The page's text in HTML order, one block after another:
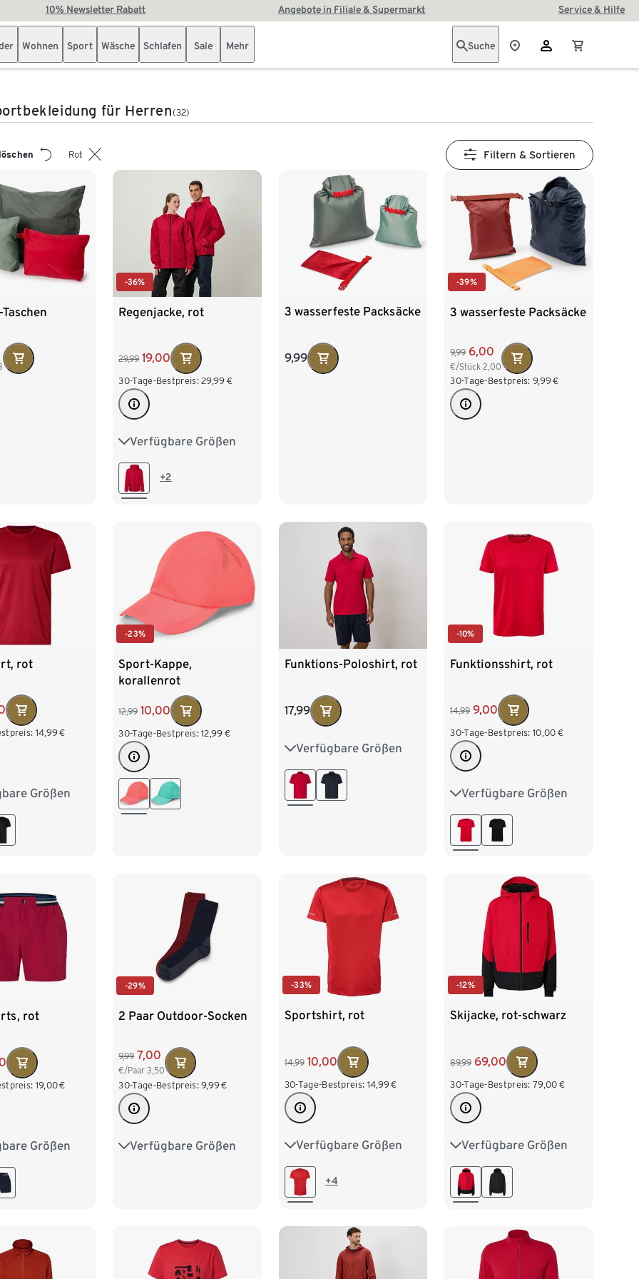
10% Newsletter Rabatt Angebote in Filiale & Supermarkt Service & Hilfe
Wohnen Sport Wäsche Schlafen Sale Mehr Suche
für Herren(32)
Rot Filtern & Sortieren
-36%
Regenjacke, rot
29,99 19,00
30-Tage-Bestpreis: 29,99 €
Verfügbare Größen
XS S M L XL
XXL +2
3 wasserfeste Packsäcke
9,99
-39%
3 wasserfeste Packsäcke
9,99 6,00
€/Stück2,00
30-Tage-Bestpreis: 9,99€
rot
14,99€
Größen
M 48/50
-23%
Sport-Kappe,
korallenrot
12,99 10,00
30-Tage-Bestpreis: 12,99 €
Funktions-Poloshirt, rot
17,99
Verfügbare Größen
S 44/46 M 48/50
L 52/54
-10%
Funktionsshirt, rot
14,99 9,00
30-Tage-Bestpreis: 10,00 €
Verfügbare Größen
S 44/46 M 48/50
L 52/54
rot
19,00€
Größen
L 52/54
-29%
2 Paar Outdoor-Socken
9,99 7,00
€/Paar3,50
30-Tage-Bestpreis: 9,99€
Verfügbare Größen
35-38 39-42 43-46
-33%
Sportshirt, rot
14,99 10,00
30-Tage-Bestpreis: 14,99€
Verfügbare Größen
S 44/46 M 48/50
L 52/54+4
-12%
Skijacke, rot-schwarz
89,99 69,00
30-Tage-Bestpreis: 79,00 €
Verfügbare Größen
S 44/46 M 48/50
L 52/54